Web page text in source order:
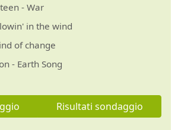
- War
in the wind
of change
- Earth Song
Risultati sondaggio